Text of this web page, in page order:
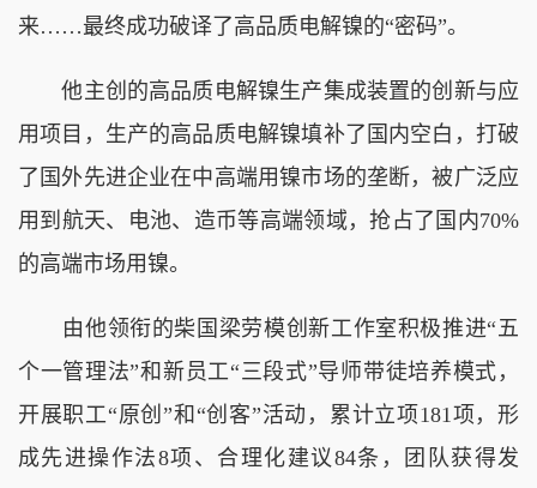
来……最终成功破译了高品质电解镍的“密码”。
他主创的高品质电解镍生产集成装置的创新与应
用项目，生产的高品质电解镍填补了国内空白，打破
了国外先进企业在中高端用镍市场的垄断，被广泛应
用到航天、电池、造币等高端领域，抢占了国内70%
的高端市场用镍。
由他领衔的柴国梁劳模创新工作室积极推进“五
个一管理法”和新员工“三段式”导师带徒培养模式，
开展职工“原创”和“创客”活动，累计立项181项，形
成先进操作法8项、合理化建议84条，团队获得发